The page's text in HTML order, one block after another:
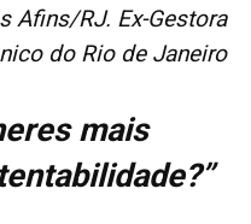
Afins/RJ. Ex-Gestora
do Rio de Janeiro
mais